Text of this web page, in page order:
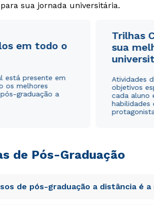
sua jornada universitária.
em todo o
está presente em
os melhores
graduação a
Trilhas
sua
Atividades
objetivos
cada aluno
de Pós-Graduação
de pós-graduação a distância é a